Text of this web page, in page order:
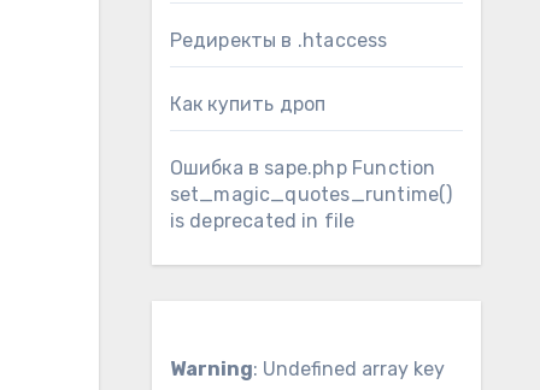
Редиректы в .htaccess
Как купить дроп
Ошибка в sape.php Function
set_magic_quotes_runtime()
is deprecated in file
Warning: Undefined array key